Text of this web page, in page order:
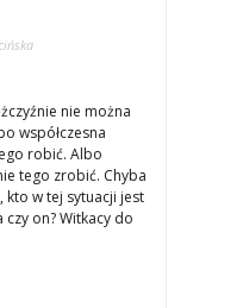
nie można
współczesna
robić. Albo
tego zrobić. Chyba
kto w tej sytuacji jest
on? Witkacy do